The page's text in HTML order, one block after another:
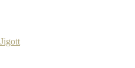
Jigott